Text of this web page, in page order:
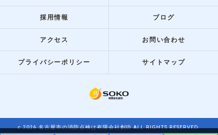
採用情報 ブログ
アクセス お問い合わせ
プライバシーポリシー サイトマップ
c 2026 名古屋市の消防点検は有限会社創功 ALL RIGHTS RESERVED.